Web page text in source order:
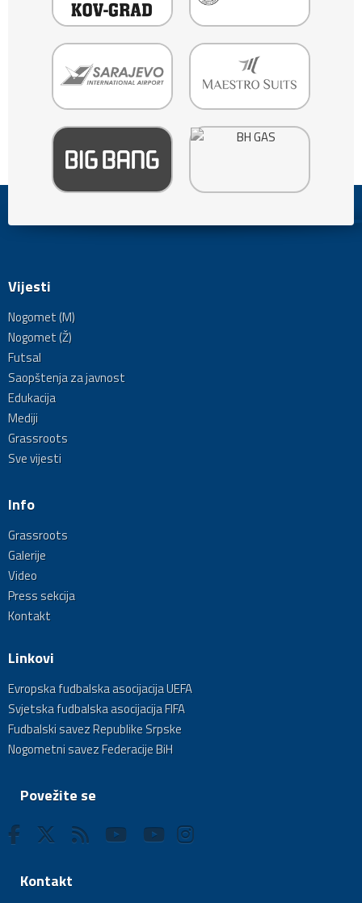
Vijesti
Nogomet (M)
Nogomet (Ž)
Futsal
Saopštenja za javnost
Edukacija
Mediji
Grassroots
Sve vijesti
Info
Grassroots
Galerije
Video
Press sekcija
Kontakt
Linkovi
Evropska fudbalska asocijacija UEFA
Svjetska fudbalska asocijacija FIFA
Fudbalski savez Republike Srpske
Nogometni savez Federacije BiH
Povežite se
Kontakt